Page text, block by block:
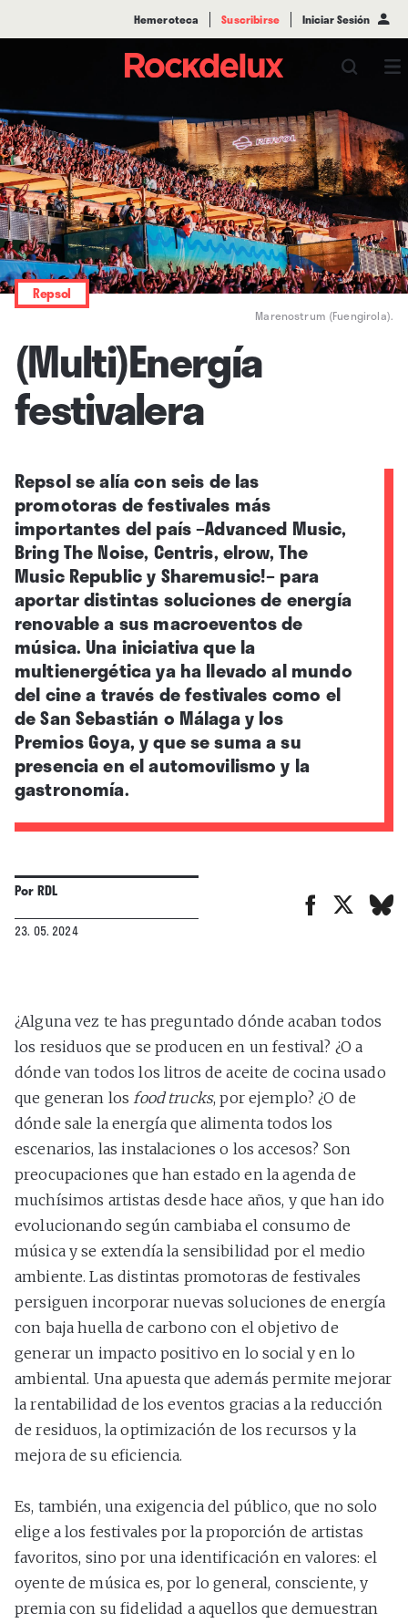
Hemeroteca Suscribirse Iniciar Sesión
Marenostrum (Fuengirola).
Repsol
(Multi)Energía
festivalera
Repsol se alía con seis de las
promotoras de festivales más
importantes del país –Advanced Music,
Bring The Noise, Centris, elrow, The
Music Republic y Sharemusic!– para
aportar distintas soluciones de energía
renovable a sus macroeventos de
música. Una iniciativa que la
multienergética ya ha llevado al mundo
del cine a través de festivales como el
de San Sebastián o Málaga y los
Premios Goya, y que se suma a su
presencia en el automovilismo y la
gastronomía.
PorRDL
23. 05. 2024
¿Alguna vez te has preguntado dónde acaban todos
los residuos que se producen en un festival? ¿O a
dónde van todos los litros de aceite de cocina usado
que generan losfood trucks, por ejemplo? ¿O de
dónde sale la energía que alimenta todos los
escenarios, las instalaciones o los accesos? Son
preocupaciones que han estado en la agenda de
muchísimos artistas desde hace años, y que han ido
evolucionando según cambiaba el consumo de
música y se extendía la sensibilidad por el medio
ambiente. Las distintas promotoras de festivales
persiguen incorporar nuevas soluciones de energía
con baja huella de carbono con el objetivo de
generar un impacto positivo en lo social y en lo
ambiental. Una apuesta que además permite mejorar
la rentabilidad de los eventos gracias a la reducción
de residuos, la optimización de los recursos y la
mejora de su eficiencia.
Es, también, una exigencia del público, que no solo
elige a los festivales por la proporción de artistas
favoritos, sino por una identificación en valores: el
oyente de música es, por lo general, consciente, y
premia con su fidelidad a aquellos que demuestran